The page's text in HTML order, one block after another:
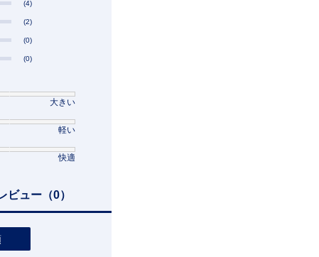
(4)
(2)
(0)
(0)
大きい
軽い
快適
ビュー（0）